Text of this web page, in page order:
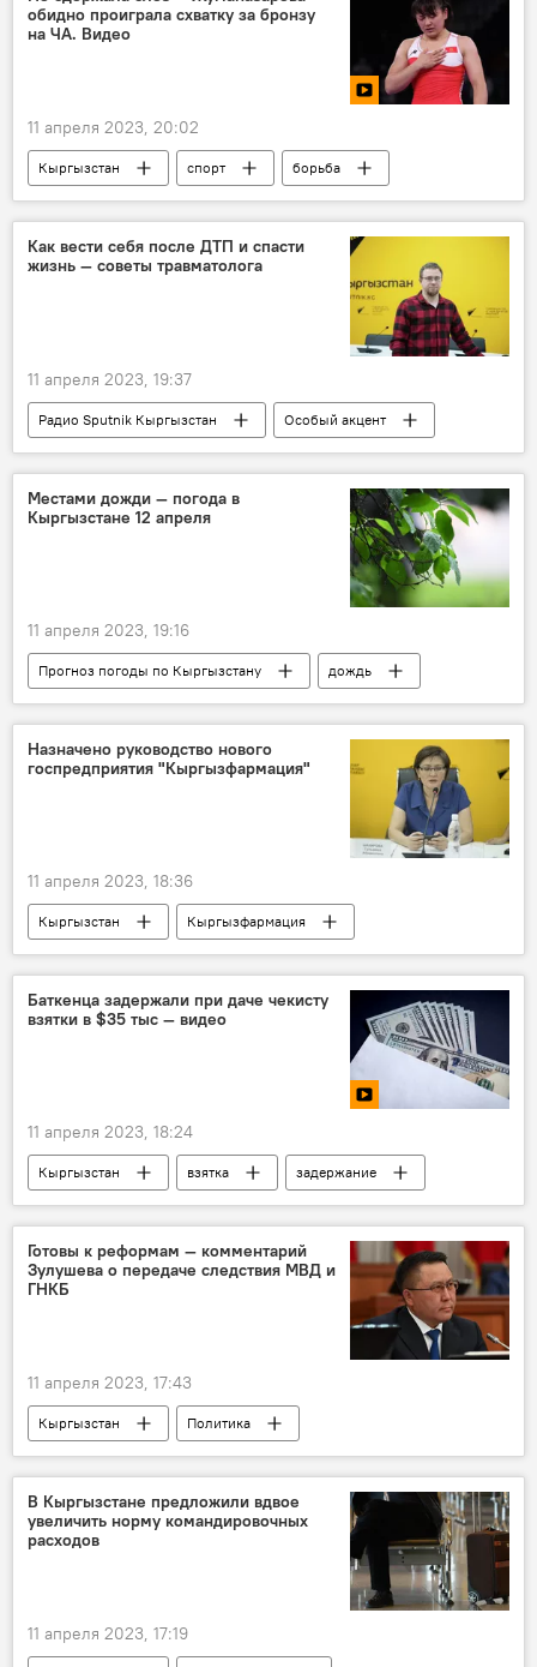
обидно проиграла схватку за бронзу
на ЧА. Видео
11 апреля 2023, 20:02
Кыргызстан спорт
борьба
Мээрим Жуманазарова
схватка
поражение
Как вести себя после ДТП и спасти
жизнь — советы травматолога
11 апреля 2023, 19:37
Радио Sputnik Кыргызстан
Особый акцент
авария
ДТП
помощь
поведение
врач
Местами дожди — погода в
Кыргызстане 12 апреля
11 апреля 2023, 19:16
Прогноз погоды по Кыргызстану
дождь
погода
прогноз погоды
Назначено руководство нового
госпредприятия "Кыргызфармация"
11 апреля 2023, 18:36
Кыргызстан
Кыргызфармация
назначение
Гульмира Шакирова
Баткенца задержали при даче чекисту
взятки в $35 тыс — видео
11 апреля 2023, 18:24
Кыргызстан взятка
задержание
контрабанда
Баткенская область
Готовы к реформам — комментарий
Зулушева о передаче следствия МВД и
ГНКБ
11 апреля 2023, 17:43
Кыргызстан
Политика
Генеральная прокуратура
следствие
МВД
ГКНБ передача
В Кыргызстане предложили вдвое
увеличить норму командировочных
расходов
11 апреля 2023, 17:19